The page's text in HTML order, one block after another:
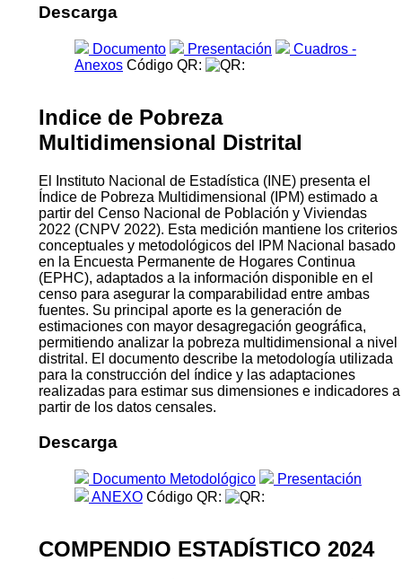
Descarga
Documento Presentación
Cuadros -
Anexos Código QR:
Indice de Pobreza
Multidimensional Distrital
El Instituto Nacional de Estadística (INE) presenta el
Índice de Pobreza Multidimensional (IPM) estimado a
partir del Censo Nacional de Población y Viviendas
2022 (CNPV 2022). Esta medición mantiene los criterios
conceptuales y metodológicos del IPM Nacional basado
en la Encuesta Permanente de Hogares Continua
(EPHC), adaptados a la información disponible en el
censo para asegurar la comparabilidad entre ambas
fuentes. Su principal aporte es la generación de
estimaciones con mayor desagregación geográfica,
permitiendo analizar la pobreza multidimensional a nivel
distrital. El documento describe la metodología utilizada
para la construcción del índice y las adaptaciones
realizadas para estimar sus dimensiones e indicadores a
partir de los datos censales.
Descarga
Documento Metodológico
Presentación
ANEXO Código QR:
COMPENDIO ESTADÍSTICO 2024